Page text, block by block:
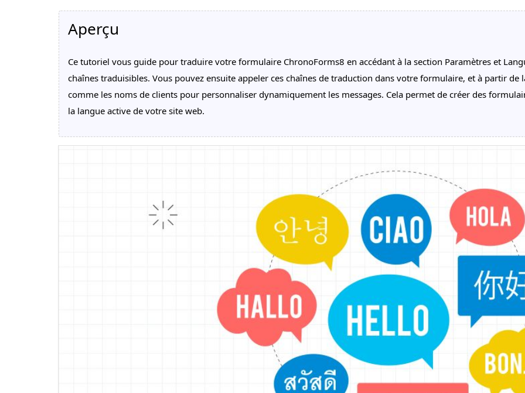
Aperçu
Ce tutoriel vous guide pour traduire votre formulaire ChronoForms8 en accédant à la section Paramètres et
chaînes traduisibles. Vous pouvez ensuite appeler ces chaînes de traduction dans votre formulaire, et à partir de
comme les noms de clients pour personnaliser dynamiquement les messages. Cela permet de créer des
la langue active de votre site web.